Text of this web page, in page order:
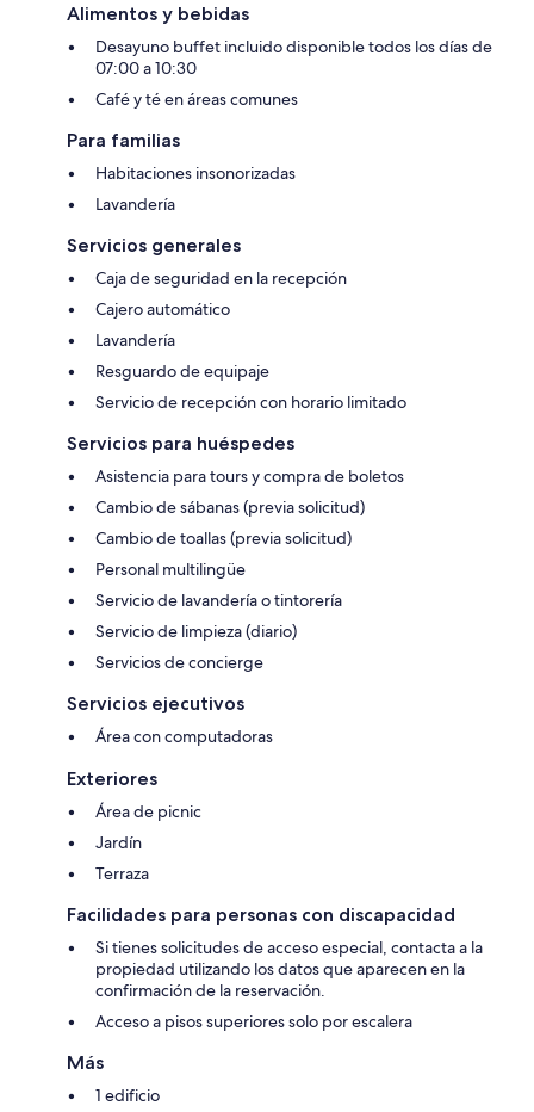
Alimentos y bebidas
Desayuno buffet incluido disponible todos los días de
07:00 a 10:30
Café y té en áreas comunes
Para familias
Habitaciones insonorizadas
Lavandería
Servicios generales
Caja de seguridad en la recepción
Cajero automático
Lavandería
Resguardo de equipaje
Servicio de recepción con horario limitado
Servicios para huéspedes
Asistencia para tours y compra de boletos
Cambio de sábanas (previa solicitud)
Cambio de toallas (previa solicitud)
Personal multilingüe
Servicio de lavandería o tintorería
Servicio de limpieza (diario)
Servicios de concierge
Servicios ejecutivos
Área con computadoras
Exteriores
Área de picnic
Jardín
Terraza
Facilidades para personas con discapacidad
Si tienes solicitudes de acceso especial, contacta a la
propiedad utilizando los datos que aparecen en la
confirmación de la reservación.
Acceso a pisos superiores solo por escalera
Más
1 edificio